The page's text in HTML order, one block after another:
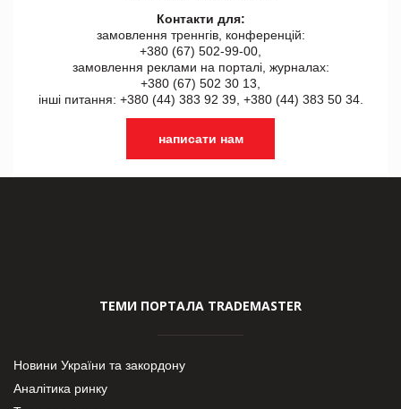
Контакти для:
замовлення треннгів, конференцій:
+380 (67) 502-99-00,
замовлення реклами на порталі, журналах:
+380 (67) 502 30 13,
інші питання: +380 (44) 383 92 39, +380 (44) 383 50 34.
написати нам
ТЕМИ ПОРТАЛА TRADEMASTER
Новини України та закордону
Аналітика ринку